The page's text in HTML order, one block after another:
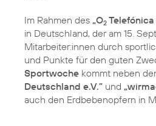
Im Rahmen des „O2 Telefónica
in Deutschland, der am 15.
Mitarbeiter:innen durch
und Punkte für den guten
Sportwoche kommt neben
Deutschland e.V.” und
auch den Erdbebenopfern in